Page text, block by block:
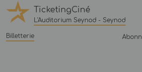
TicketingCiné
L'Auditorium Seynod - Seynod
Billetterie